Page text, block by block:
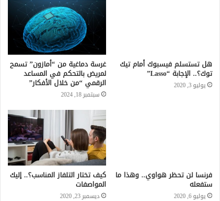
هل تستسلم فيسبوك أمام تيك
توك؟.. الإجابة “Lasso”
يوليو 3, 2020
غرسة دماغية من “أمازون” تسمح
لمريض بالتحكم في المساعد
الرقمي “من خلال الأفكار”
سبتمبر 18, 2024
فرنسا لن تحظر هواوي.. وهذا ما
ستفعله
يوليو 6, 2020
كيف تختار التلفاز المناسب؟.. إليك
المواصفات
ديسمبر 23, 2020